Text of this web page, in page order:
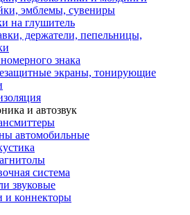
эмблемы, сувениры
на глушитель
держатели, пепельницы,
знака
экраны, тонирующие
и автозвук
автомобильные
система
звуковые
и коннекторы